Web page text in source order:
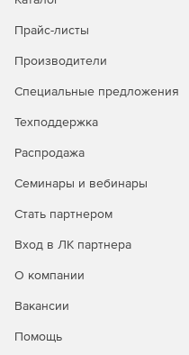
приоритетное
малому и среднему
необходимости выделять
Гибкое
сетевые диски.
для небольших и средних
Прайс-листы
Производители
Специальные предложения
Техподдержка
Распродажа
Семинары и вебинары
Стать партнером
Вход в ЛК партнера
О компании
Вакансии
Помощь